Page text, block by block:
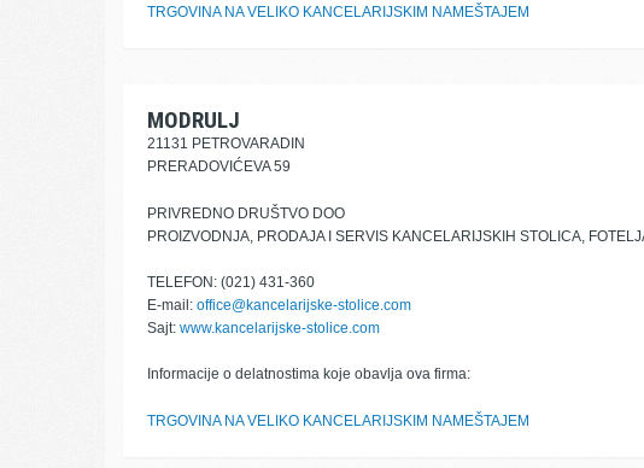
TRGOVINA NA VELIKO KANCELARIJSKIM NAMEŠTAJEM
MODRULJ
21131 PETROVARADIN
PRERADOVIĆEVA 59
PRIVREDNO DRUŠTVO DOO
PROIZVODNJA, PRODAJA I SERVIS KANCELARIJSKIH STOLICA,
TELEFON: (021) 431-360
E-mail: office@kancelarijske-stolice.com
Sajt: www.kancelarijske-stolice.com
Informacije o delatnostima koje obavlja ova firma:
TRGOVINA NA VELIKO KANCELARIJSKIM NAMEŠTAJEM